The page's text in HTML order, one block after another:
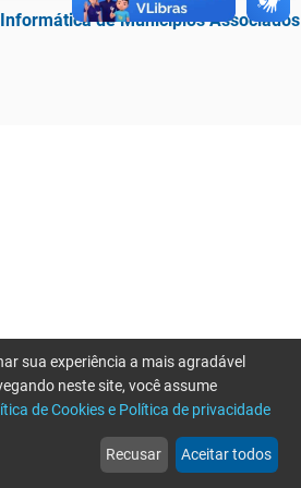
de Municípios Associados
web
Notícias
more_horiz
Mais
sua experiência a mais agradável
neste site, você assume
de Cookies e Política de privacidade
Recusar Aceitar todos
por favor tente novamente